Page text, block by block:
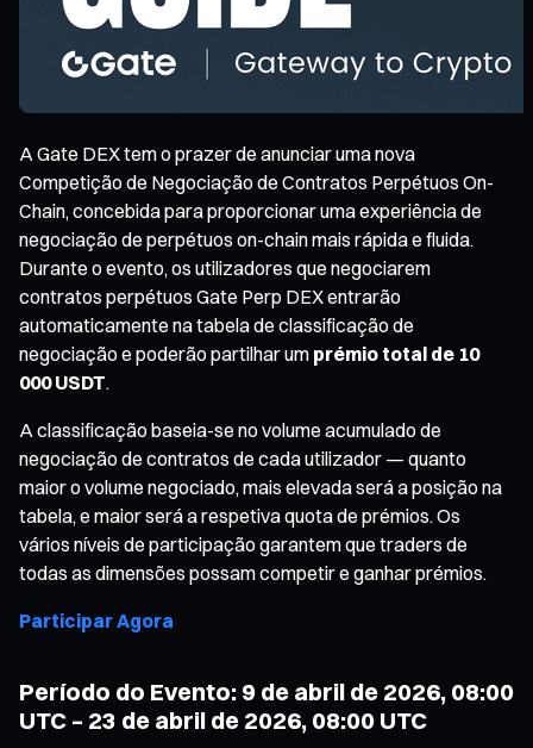
A Gate DEX tem o prazer de anunciar uma nova
Competição de Negociação de Contratos Perpétuos On-
Chain, concebida para proporcionar uma experiência de
negociação de perpétuos on-chain mais rápida e fluida.
Durante o evento, os utilizadores que negociarem
contratos perpétuos Gate Perp DEX entrarão
automaticamente na tabela de classificação de
negociação e poderão partilhar um prémio total de 10
000 USDT.
A classificação baseia-se no volume acumulado de
negociação de contratos de cada utilizador — quanto
maior o volume negociado, mais elevada será a posição na
tabela, e maior será a respetiva quota de prémios. Os
vários níveis de participação garantem que traders de
todas as dimensões possam competir e ganhar prémios.
Participar Agora
Período do Evento: 9 de abril de 2026, 08:00
UTC – 23 de abril de 2026, 08:00 UTC